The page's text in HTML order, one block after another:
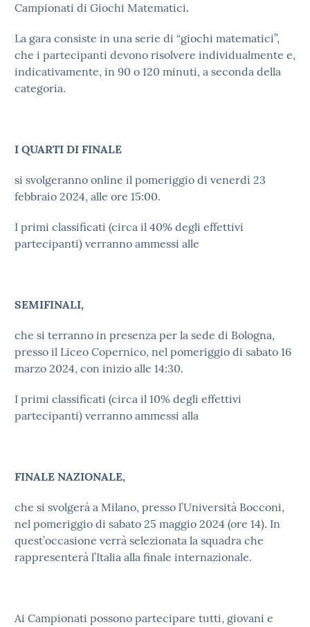
Campionati di Giochi Matematici.
La gara consiste in una serie di “giochi matematici”,
che i partecipanti devono risolvere individualmente e,
indicativamente, in 90 o 120 minuti, a seconda della
categoria.
I QUARTI DI FINALE
si svolgeranno online il pomeriggio di venerdì 23
febbraio 2024, alle ore 15:00.
I primi classificati (circa il 40% degli effettivi
partecipanti) verranno ammessi alle
SEMIFINALI,
che si terranno in presenza per la sede di Bologna,
presso il Liceo Copernico, nel pomeriggio di sabato 16
marzo 2024, con inizio alle 14:30.
I primi classificati (circa il 10% degli effettivi
partecipanti) verranno ammessi alla
FINALE NAZIONALE,
che si svolgerà a Milano, presso l’Università Bocconi,
nel pomeriggio di sabato 25 maggio 2024 (ore 14). In
quest’occasione verrà selezionata la squadra che
rappresenterà l’Italia alla finale internazionale.
Ai Campionati possono partecipare tutti, giovani e